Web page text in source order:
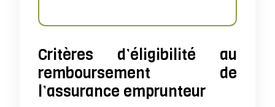
Critères d’éligibilité au
remboursement de
l’assurance emprunteur